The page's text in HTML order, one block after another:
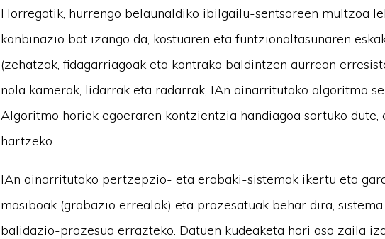
Horregatik, hurrengo belaunaldiko ibilgailu-sentsoreen multzoa
konbinazio bat izango da, kostuaren eta funtzionaltasunaren
(zehatzak, fidagarriagoak eta kontrako baldintzen aurrean
nola kamerak, lidarrak eta radarrak, IAn oinarritutako algoritmo
Algoritmo horiek egoeraren kontzientzia handiagoa sortuko dute,
hartzeko.
IAn oinarritutako pertzepzio- eta erabaki-sistemak ikertu eta
masiboak (grabazio errealak) eta prozesatuak behar dira,
balidazio-prozesua errazteko. Datuen kudeaketa hori oso zaila